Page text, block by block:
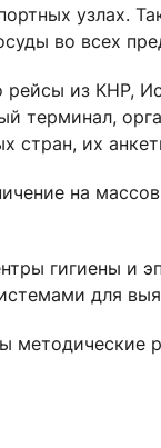
узлах.
во всех
из КНР,
терминал,
стран, их
на
гигиены и
для
методические